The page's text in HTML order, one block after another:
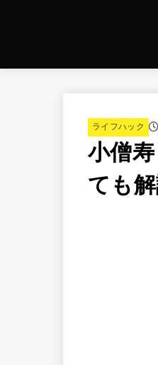
ライフハック
小僧
ても解